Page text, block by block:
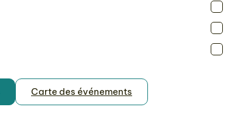
Carte des événements